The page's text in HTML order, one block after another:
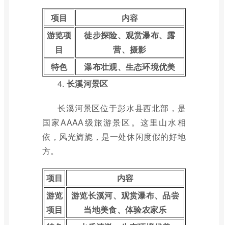
项目
内容
游览项
目
徒步探险、观赏瀑布、露
营、摄影
特色
瀑布壮观、生态环境优美
4. 长溪河景区
长溪河景区位于彭水县西北部，是
国家AAAA级旅游景区。这里山水相
依，风光旖旎，是一处休闲度假的好地
方。
项目
内容
游览
项目
游览长溪河、观赏瀑布、品尝
当地美食、体验农家乐